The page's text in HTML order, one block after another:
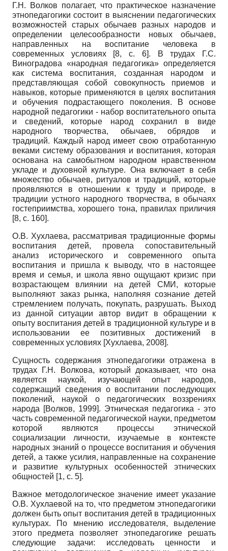
Г.Н. Волков полагает, что практическое назначение
этнопедагогики состоит в выяснении педагогических
возможностей старых обычаев разных народов и
определении целесообразности новых обычаев,
направленных на воспитание человека в
современных условиях [8,c. 6]. В трудах Г.С.
Виноградова «народная педагогика» определяется
как система воспитания, созданная народом и
представляющая собой совокупность приемов и
навыков, которые применяются в целях воспитания
и обучения подрастающего поколения. В основе
народной педагогики - набор воспитательного опыта
и сведений, которые народ сохранил в виде
народного творчества, обычаев, обрядов и
традиций. Каждый народ имеет свою отработанную
веками систему образования и воспитания, которая
основана на самобытном народном нравственном
укладе и духовной культуре. Она включает в себя
множество обычаев, ритуалов и традиций, которые
проявляются в отношении к труду и природе, в
традиции устного народного творчества, в обычаях
гостеприимства, хорошего тона, правилах приличия
[8, c. 160].
О.В. Хухлаева, рассматривая традиционные формы
воспитания детей, провела сопоставительный
анализ исторического и современного опыта
воспитания и пришла к выводу, что в настоящее
время и семья, и школа явно ощущают кризис при
возрастающем влиянии на детей СМИ, которые
выполняют заказ рынка, наполняя сознание детей
стремлением получать, покупать, разрушать. Выход
из данной ситуации автор видит в обращении к
опыту воспитания детей в традиционной культуре и в
использовании ее позитивных достижений в
современных условиях [Хухлаева, 2008].
Сущность содержания этнопедагогики отражена в
трудах Г.Н. Волкова, который доказывает, что она
является наукой, изучающей опыт народов,
содержащий сведения о воспитании последующих
поколений, наукой о педагогических воззрениях
народа [Волков, 1999]. Этническая педагогика - это
часть современной педагогической науки, предметом
которой являются процессы этнической
социализации личности, изучаемые в контексте
народных знаний о процессе воспитания и обучения
детей, а также усилия, направленные на сохранение
и развитие культурных особенностей этнических
общностей [1, c. 5].
Важное методологическое значение имеет указание
О.В. Хухлаевой на то, что предметом этнопедагогики
должен быть опыт воспитания детей в традиционных
культурах. По мнению исследователя, выделение
этого предмета позволяет этнопедагогике решать
следующие задачи: исследовать ценности и